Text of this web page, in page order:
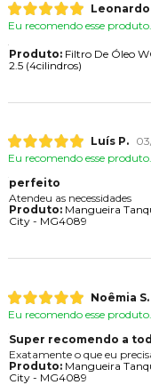
Leonardo
Eu recomendo esse produto.
Produto:Filtro De Óleo
2.5 (4cilindros)
Luís P.
Eu recomendo esse produto.
perfeito
Atendeu as necessidades
Produto:Mangueira
City - MG4089
Noêmia S.
Eu recomendo esse produto.
Super recomendo a
Exatamente o que eu
Produto:Mangueira
City - MG4089